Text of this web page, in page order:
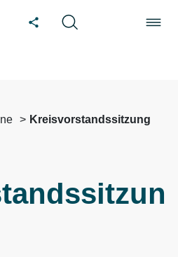
Kreisvorstandssitzung